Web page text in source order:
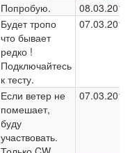
Попробую.
Будет тропо
что бывает
редко !
Подключайтесь
к тесту.
Если ветер не
помешает,
буду
участвовать.